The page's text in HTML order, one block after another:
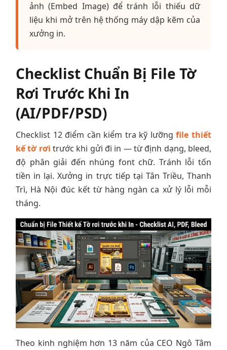
ảnh (Embed Image) để tránh lỗi thiếu dữ
liệu khi mở trên hệ thống máy dập kẽm của
xưởng in.
Checklist Chuẩn Bị File Tờ
Rơi Trước Khi In
(AI/PDF/PSD)
Checklist 12 điểm cần kiểm tra kỹ lưỡngfile thiết
kế tờ rơi trước khi gửi đi in — từ định dạng, bleed,
độ phân giải đến nhúng font chữ. Tránh lỗi tốn
tiền in lại. Xưởng in trực tiếp tại Tân Triều, Thanh
Trì, Hà Nội đúc kết từ hàng ngàn ca xử lý lỗi mỗi
tháng.
Theo kinh nghiệm hơn 13 năm của CEO Ngô Tâm